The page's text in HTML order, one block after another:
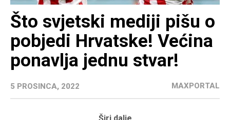
Što svjetski mediji pišu o
pobjedi Hrvatske! Većina
ponavlja jednu stvar!
5 PROSINCA, 2022 MAXPORTAL